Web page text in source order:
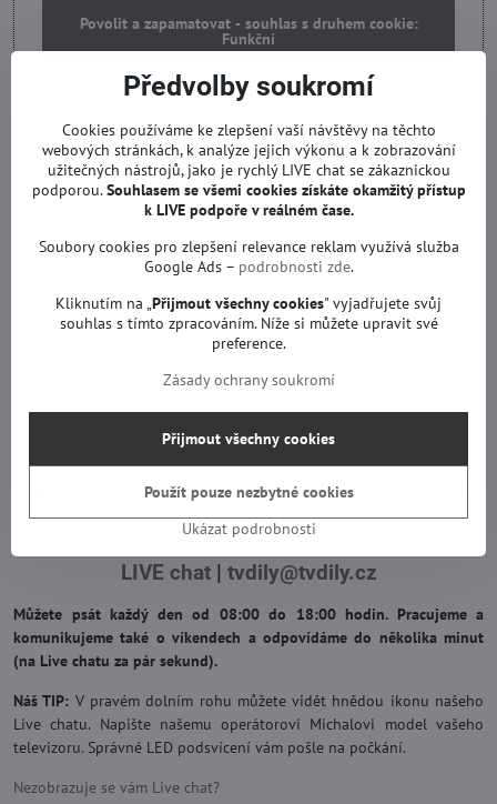
Povolit a zapamatovat - souhlas s druhem cookie:
Funkční
Otevřít video v novém okně
na vašem TV LG, Samsung nebo podobném televizoru?Desítky našich
LED podsvícení mají video návody přímo ve svém popisu. Podívejte
Stačí si otevřít kategorii
parametrech zapnout filtr: Video návod – Ano.
Najděte správné LED podsvícení za pár sekund
Je to opravdu jednoduché: Napište nám.
LIVE chat| tvdily@tvdily.cz
Můžete psát každý den od 08:00 do 18:00 hodin. Pracujeme a
komunikujeme také o víkendech a odpovídáme do několika minut
(na Live chatu za pár sekund).
Náš TIP: V pravém dolním rohu můžete vidět hnědou ikonu našeho
Live chatu. Napište našemu operátorovi Michalovi model vašeho
televizoru. Správné LED podsvícení vám pošle na počkání.
Nezobrazuje se vám Live chat?
Předvolby soukromí
Cookies používáme ke zlepšení vaší návštěvy na těchto
webových stránkách, k analýze jejich výkonu a k zobrazování
užitečných nástrojů, jako je rychlý LIVE chat se zákaznickou
podporou.Souhlasem se všemi cookies získáte okamžitý přístup
k LIVE podpoře v reálném čase.
Soubory cookies pro zlepšení relevance reklam využívá služba
Google Ads – podrobnosti zde.
Kliknutím na „Přijmout všechny cookies" vyjadřujete svůj
souhlas s tímto zpracováním. Níže si můžete upravit své
preference.
Zásady ochrany soukromí
Ukázat podrobnosti
Přijmout všechny cookies
Použít pouze nezbytné cookies